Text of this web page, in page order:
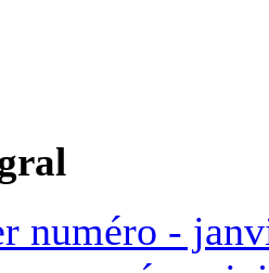
numéro -